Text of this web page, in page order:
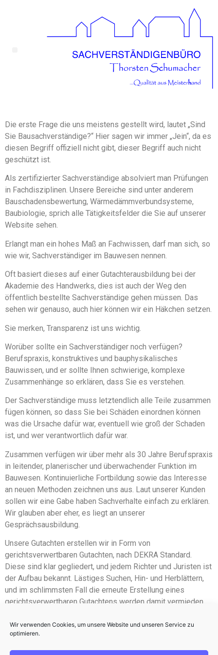
Wir verwenden Cookies, um unsere Website und unseren Service zu
optimieren.
Die erste Frage die uns meistens gestellt wird, lautet „Sind
Sie Bausachverständige?“ Hier sagen wir immer „Jein“, da es
diesen Begriff offiziell nicht gibt, dieser Begriff auch nicht
geschützt ist.
Als zertifizierter Sachverständige absolviert man Prüfungen
in Fachdisziplinen. Unsere Bereiche sind unter anderem
Bauschadensbewertung, Wärmedämmverbundsysteme,
Baubiologie, sprich alle Tätigkeitsfelder die Sie auf unserer
Website sehen.
Erlangt man ein hohes Maß an Fachwissen, darf man sich, so
wie wir, Sachverständiger im Bauwesen nennen.
Oft basiert dieses auf einer Gutachterausbildung bei der
Akademie des Handwerks, dies ist auch der Weg den
öffentlich bestellte Sachverständige gehen müssen. Das
sehen wir genauso, auch hier können wir ein Häkchen setzen.
Sie merken, Transparenz ist uns wichtig.
Worüber sollte ein Sachverständiger noch verfügen?
Berufspraxis, konstruktives und bauphysikalisches
Bauwissen, und er sollte Ihnen schwierige, komplexe
Zusammenhänge so erklären, dass Sie es verstehen.
Der Sachverständige muss letztendlich alle Teile zusammen
fügen können, so dass Sie bei Schäden einordnen können
was die Ursache dafür war, eventuell wie groß der Schaden
ist, und wer verantwortlich dafür war.
Zusammen verfügen wir über mehr als 30 Jahre Berufspraxis
in leitender, planerischer und überwachender Funktion im
Bauwesen. Kontinuierliche Fortbildung sowie das Interesse
an neuen Methoden zeichnen uns aus. Laut unserer Kunden
sollen wir eine Gabe haben Sachverhalte einfach zu erklären.
Wir glauben aber eher, es liegt an unserer
Gesprächsausbildung.
Unsere Gutachten erstellen wir in Form von
gerichtsverwertbaren Gutachten, nach DEKRA Standard.
Diese sind klar gegliedert, und jedem Richter und Juristen ist
der Aufbau bekannt. Lästiges Suchen, Hin- und Herblättern,
und im schlimmsten Fall die erneute Erstellung eines
gerichtsverwertbaren Gutachtens werden damit vermieden.
Wir verstehen uns als Team, und arbeiten oft und gerne als
Team. Zudem kennen wir die Grenzen unseres Fachwissens,